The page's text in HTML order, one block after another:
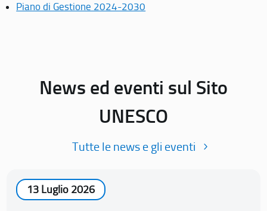
Piano di Gestione 2024-2030
News ed eventi sul Sito
UNESCO
Tutte le news e gli eventi
13 Luglio 2026